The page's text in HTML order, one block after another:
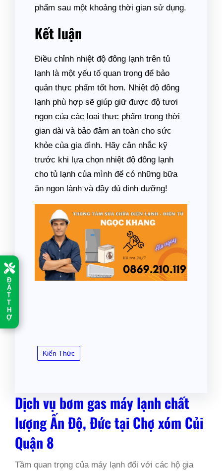
Đ
Ặ
T
T
H
Ợ
phẩm sau một khoảng thời gian sử dụng.
Kết luận
Điều chỉnh nhiệt độ đông lạnh trên tủ
lạnh là một yếu tố quan trọng để bảo
quản thực phẩm tốt hơn. Nhiệt độ đông
lạnh phù hợp sẽ giúp giữ được độ tươi
ngon của các loại thực phẩm trong thời
gian dài và bảo đảm an toàn cho sức
khỏe của gia đình. Hãy cân nhắc kỹ
trước khi lựa chọn nhiệt độ đông lạnh
cho tủ lạnh của mình để có những bữa
ăn ngon lành và đầy đủ dinh dưỡng!
Kiến Thức
Dịch vụ bơm gas máy lạnh chất
lượng Ấn Độ, Đức tại Chợ xóm Củi
Quận 8
Tầm quan trọng của máy lạnh đối với các hộ gia